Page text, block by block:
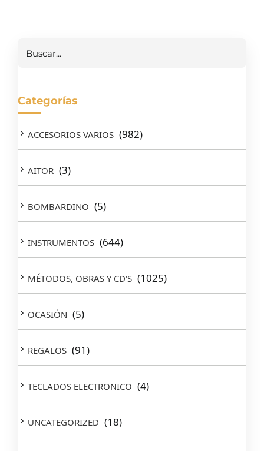
Categorías
ACCESORIOS VARIOS (982)
AITOR (3)
BOMBARDINO (5)
INSTRUMENTOS (644)
MÉTODOS, OBRAS Y CD'S (1025)
OCASIÓN (5)
REGALOS (91)
TECLADOS ELECTRONICO (4)
UNCATEGORIZED (18)